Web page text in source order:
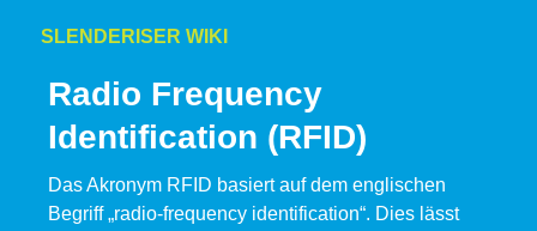
SLENDERISER WIKI
Radio Frequency
Identification (RFID)
Das Akronym RFID basiert auf dem englischen
Begriff „radio-frequency identification“. Dies lässt